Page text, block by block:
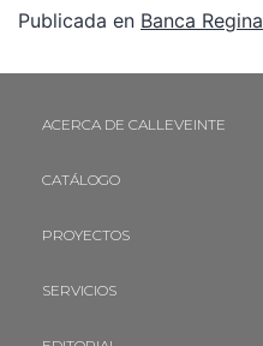
Publicada en Banca Regina
ACERCA DE CALLEVEINTE
CATÁLOGO
PROYECTOS
SERVICIOS